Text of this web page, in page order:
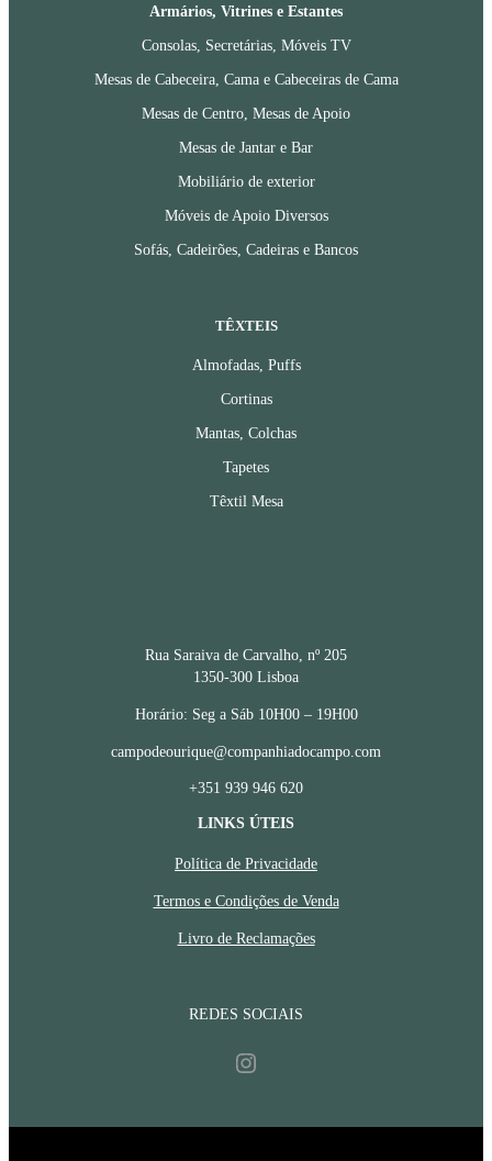
Armários, Vitrines e Estantes
Consolas, Secretárias, Móveis TV
Mesas de Cabeceira, Cama e Cabeceiras de Cama
Mesas de Centro, Mesas de Apoio
Mesas de Jantar e Bar
Mobiliário de exterior
Móveis de Apoio Diversos
Sofás, Cadeirões, Cadeiras e Bancos
TÊXTEIS
Almofadas, Puffs
Cortinas
Mantas, Colchas
Tapetes
Têxtil Mesa
LINKS ÚTEIS
Política de Privacidade
Termos e Condições de Venda
Livro de Reclamações
REDES SOCIAIS
Instagram
Rua Saraiva de Carvalho, nº 205
1350-300 Lisboa
Horário: Seg a Sáb 10H00 – 19H00
campodeourique@companhiadocampo.com
+351 939 946 620